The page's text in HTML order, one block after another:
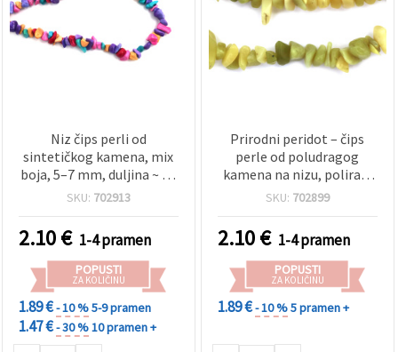
Niz čips perli od
sintetičkog kamena, mix
boja, 5–7 mm, duljina ~ 80
cm, za izradu nakita
SKU: 702913
2.10€ 1-4 pramen
POPUSTI
ZA KOLIČINU
1.89 €- 10 %5-9 pramen
1.47 €- 30 %10 pramen +
Prirodni peridot – čips
perle od poludragog
kamena na nizu, polirani
nepravilni komadići, 5–7
za izradu nakita
SKU: 702899
2.10€ 1-4 pramen
POPUSTI
ZA KOLIČINU
1.89 €- 10 %5 pramen +